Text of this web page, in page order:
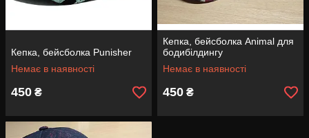
Кепка, бейсболка Punisher
Немає в наявності
450 ₴
Кепка, бейсболка Animal для
бодибілдингу
Немає в наявності
450 ₴